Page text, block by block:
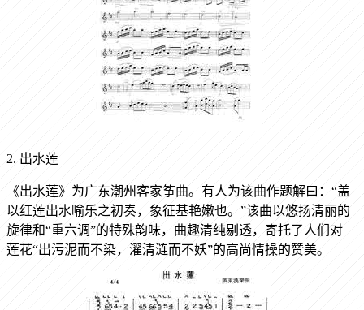
2. 出水莲
《出水莲》为广东潮州客家筝曲。有人为该曲作题解曰：“盖
以红莲出水喻乐之初奏，象征基艳嫩也。”该曲以悠扬清丽的
旋律和“重六调”的特殊韵味，曲趣清纯剔透，寄托了人们对
莲花“出污泥而不染，濯清涟而不妖”的高尚情操的赞美。